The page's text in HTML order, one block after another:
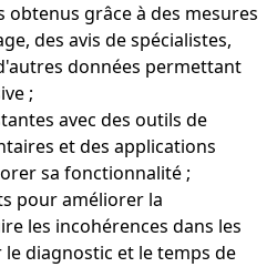
grâce à des mesures
des avis de spécialistes,
données permettant
;
avec des outils de
et des applications
sa fonctionnalité ;
pour améliorer la
les incohérences dans les
diagnostic et le temps de